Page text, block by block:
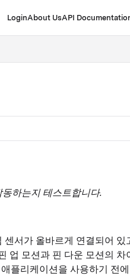
LoginAbout UsAPI
하는지 테스트합니다.
서가 올바르게 연결되어 있
업 모션과 핀 다운 모션의
플리케이션을 사용하기 전